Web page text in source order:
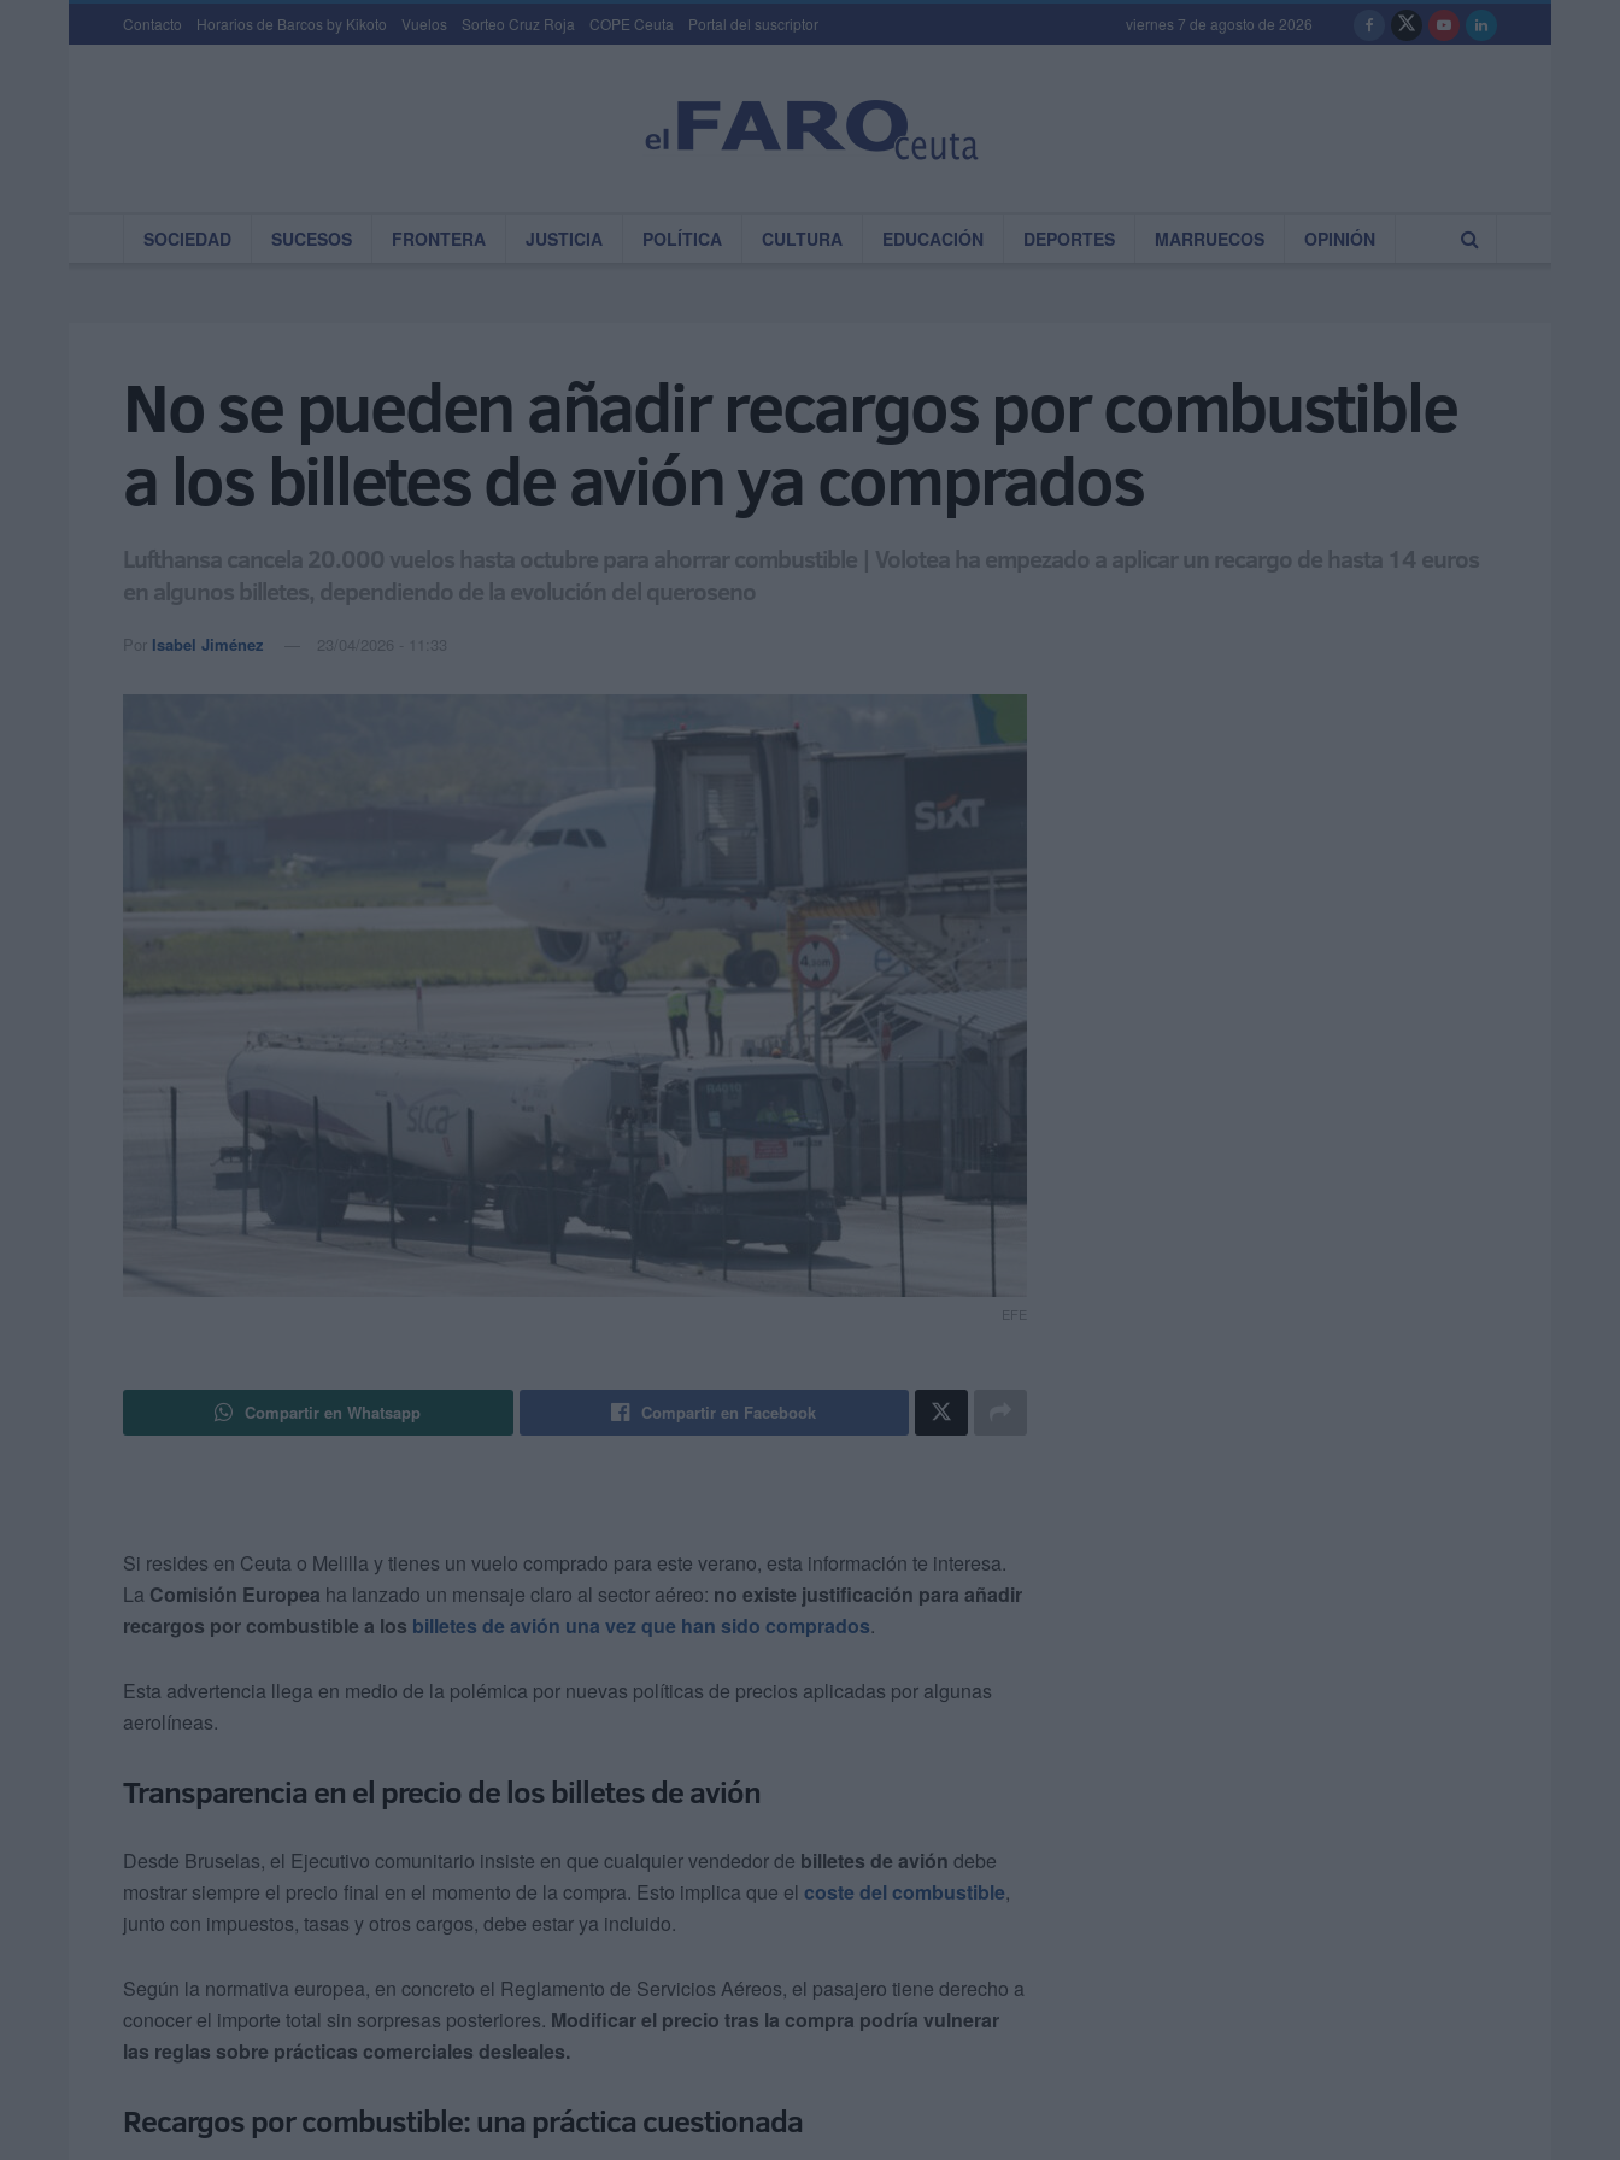
Contacto Horarios de Barcos by Kikoto Vuelos Sorteo Cruz Roja COPE Ceuta Portal del suscriptor viernes 7 de agosto de 2026
SOCIEDAD SUCESOS FRONTERA JUSTICIA POLÍTICA CULTURA EDUCACIÓN DEPORTES MARRUECOS OPINIÓN
No se pueden añadir recargos por combustible
a los billetes de avión ya comprados
Lufthansa cancela 20.000 vuelos hasta octubre para ahorrar combustible | Volotea ha empezado a aplicar un recargo de hasta 14 euros
en algunos billetes, dependiendo de la evolución del queroseno
Por Isabel Jiménez 23/04/2026 - 11:33
EFE
Compartir en Whatsapp Compartir en Facebook
Si resides en Ceuta o Melilla y tienes un vuelo comprado para este verano, esta información te interesa.
La Comisión Europea ha lanzado un mensaje claro al sector aéreo: no existe justificación para añadir
recargos por combustible a los billetes de avión una vez que han sido comprados.
Esta advertencia llega en medio de la polémica por nuevas políticas de precios aplicadas por algunas
aerolíneas.
Transparencia en el precio de los billetes de avión
Desde Bruselas, el Ejecutivo comunitario insiste en que cualquier vendedor de billetes de avión debe
mostrar siempre el precio final en el momento de la compra. Esto implica que el coste del combustible,
junto con impuestos, tasas y otros cargos, debe estar ya incluido.
Según la normativa europea, en concreto el Reglamento de Servicios Aéreos, el pasajero tiene derecho a
conocer el importe total sin sorpresas posteriores. Modificar el precio tras la compra podría vulnerar
las reglas sobre prácticas comerciales desleales.
Recargos por combustible: una práctica cuestionada